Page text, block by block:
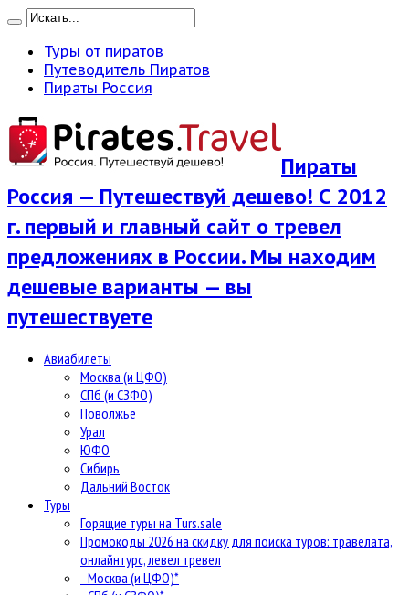
Туры от пиратов
Путеводитель Пиратов
Пираты Россия
Пираты
Россия — Путешествуй дешево! С 2012
г. первый и главный сайт о тревел
предложениях в России. Мы находим
дешевые варианты — вы
путешествуете
Авиабилеты
Москва (и ЦФО)
СПб (и СЗФО)
Поволжье
Урал
ЮФО
Сибирь
Дальний Восток
Туры
Горящие туры на Turs.sale
Промокоды 2026 на скидку для поиска туров: травелата,
онлайнтурс, левел тревел
Москва (и ЦФО)*